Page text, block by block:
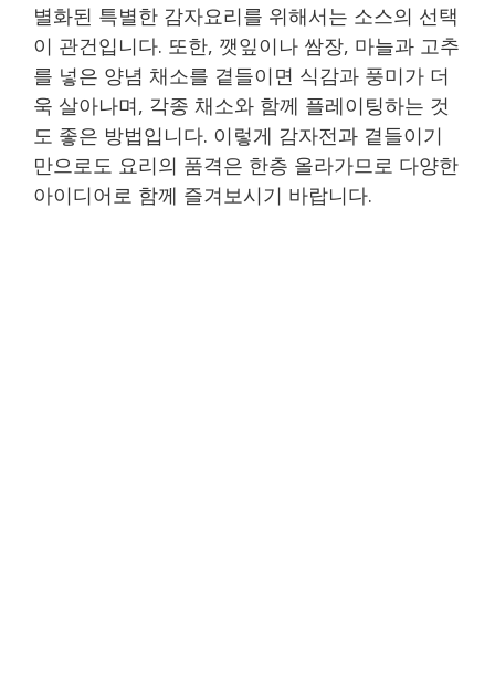
별화된 특별한 감자요리를 위해서는 소스의 선택
이 관건입니다. 또한, 깻잎이나 쌈장, 마늘과 고추
를 넣은 양념 채소를 곁들이면 식감과 풍미가 더
욱 살아나며, 각종 채소와 함께 플레이팅하는 것
도 좋은 방법입니다. 이렇게 감자전과 곁들이기
만으로도 요리의 품격은 한층 올라가므로 다양한
아이디어로 함께 즐겨보시기 바랍니다.